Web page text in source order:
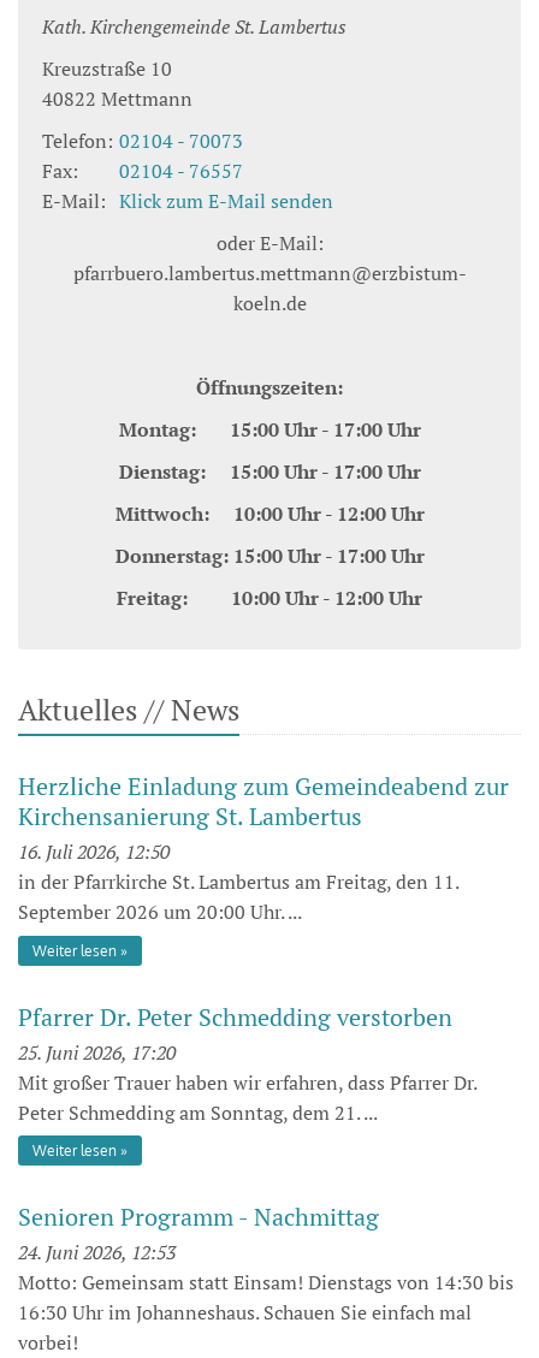
Kath. Kirchengemeinde St. Lambertus
Kreuzstraße 10
40822 Mettmann
Telefon: 02104 - 70073
Fax:
02104 - 76557
E-Mail: Klick zum E-Mail senden
oder E-Mail:
pfarrbuero.lambertus.mettmann@erzbistum-
koeln.de
Öffnungszeiten:
Montag: 15:00 Uhr - 17:00 Uhr
Dienstag: 15:00 Uhr - 17:00 Uhr
Mittwoch: 10:00 Uhr - 12:00 Uhr
Donnerstag: 15:00 Uhr - 17:00 Uhr
Freitag: 10:00 Uhr - 12:00 Uhr
Aktuelles // News
Herzliche Einladung zum Gemeindeabend zur
Kirchensanierung St. Lambertus
16. Juli 2026, 12:50
in der Pfarrkirche St. Lambertus am Freitag, den 11.
September 2026 um 20:00 Uhr. ...
Weiter lesen
Pfarrer Dr. Peter Schmedding verstorben
25. Juni 2026, 17:20
Mit großer Trauer haben wir erfahren, dass Pfarrer Dr.
Peter Schmedding am Sonntag, dem 21. ...
Weiter lesen
Senioren Programm - Nachmittag
24. Juni 2026, 12:53
Motto: Gemeinsam statt Einsam! Dienstags von 14:30 bis
16:30 Uhr im Johanneshaus. Schauen Sie einfach mal
vorbei!